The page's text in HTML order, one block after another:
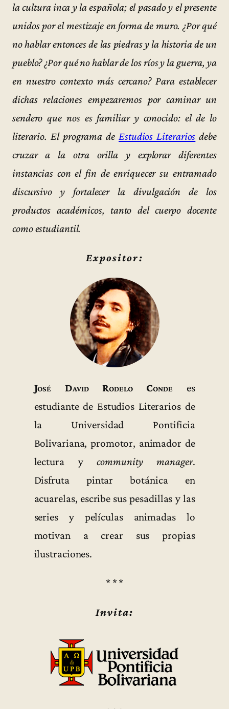
la cultura inca y la española; el pasado y el presente
unidos por el mestizaje en forma de muro. ¿Por qué
no hablar entonces de las piedras y la historia de un
pueblo? ¿Por qué no hablar de los ríos y la guerra, ya
en nuestro contexto más cercano? Para establecer
dichas relaciones empezaremos por caminar un
sendero que nos es familiar y conocido: el de lo
literario. El programa deEstudios Literarios debe
cruzar a la otra orilla y explorar diferentes
instancias con el fin de enriquecer su entramado
discursivo y fortalecer la divulgación de los
productos académicos, tanto del cuerpo docente
como estudiantil.
Expositor:
José David Rodelo Conde es
estudiante de Estudios Literarios de
la Universidad Pontificia
Bolivariana, promotor, animador de
lectura ycommunity manager.
Disfruta pintar botánica en
acuarelas, escribe sus pesadillas y las
series y películas animadas lo
motivan a crear sus propias
ilustraciones.
* * *
Invita: